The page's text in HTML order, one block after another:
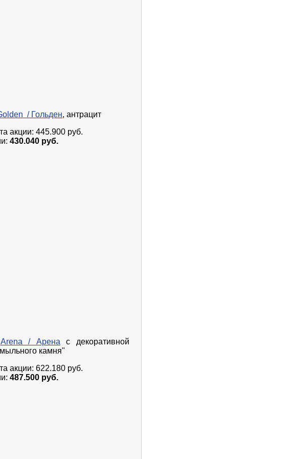
/ Гольден, антрацит
акции: 445.900 руб.
430.040 руб.
Arena / Арена с декоративной
камня"
акции: 622.180 руб.
487.500 руб.